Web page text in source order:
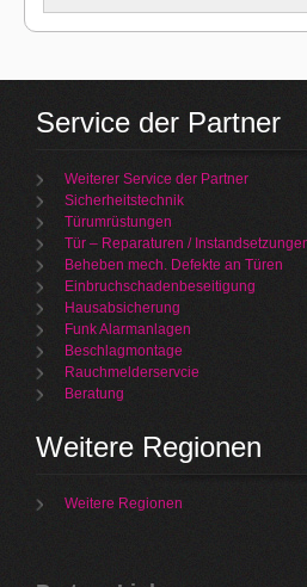
Service der Partner
Weiterer Service der Partner
Sicherheitstechnik
Türumrüstungen
Tür – Reparaturen /
Beheben mech. Defekte an Türen
Einbruchschadenbeseitigung
Hausabsicherung
Funk Alarmanlagen
Beschlagmontage
Rauchmelderservcie
Beratung
Weitere Regionen
Weitere Regionen